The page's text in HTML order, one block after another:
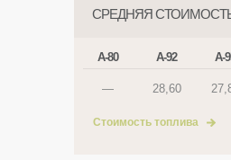
СРЕДНЯЯ
А-80 А-92 А-
— 28,60
Стоимость топлива